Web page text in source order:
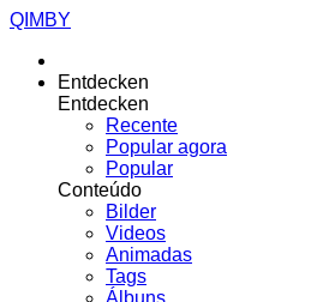
QIMBY
Entdecken
Entdecken
Recente
Popular agora
Popular
Conteúdo
Bilder
Videos
Animadas
Tags
Álbuns